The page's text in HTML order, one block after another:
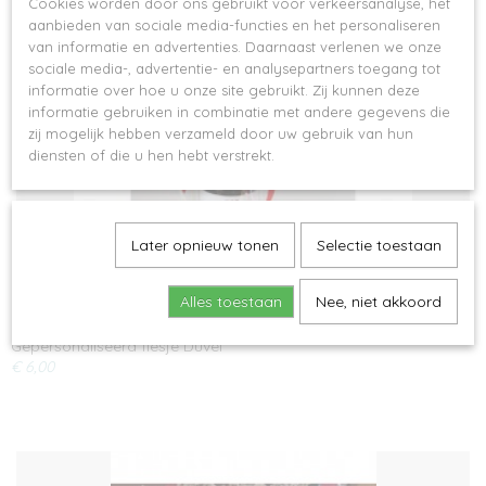
Ook interessant
Gepersonaliseerd flesje Duvel
€ 6,00
aanbieden van sociale media-functies en het personaliseren
van informatie en advertenties. Daarnaast verlenen we onze
sociale media-, advertentie- en analysepartners toegang tot
informatie over hoe u onze site gebruikt. Zij kunnen deze
informatie gebruiken in combinatie met andere gegevens die
zij mogelijk hebben verzameld door uw gebruik van hun
diensten of die u hen hebt verstrekt.
Later opnieuw tonen Selectie toestaan
Alles toestaan Nee, niet akkoord